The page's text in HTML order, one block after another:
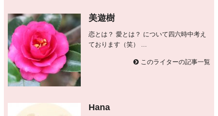
美遊樹
恋とは？ 愛とは？ について四六時中考え
ております（笑） ...
このライターの記事一覧
Hana